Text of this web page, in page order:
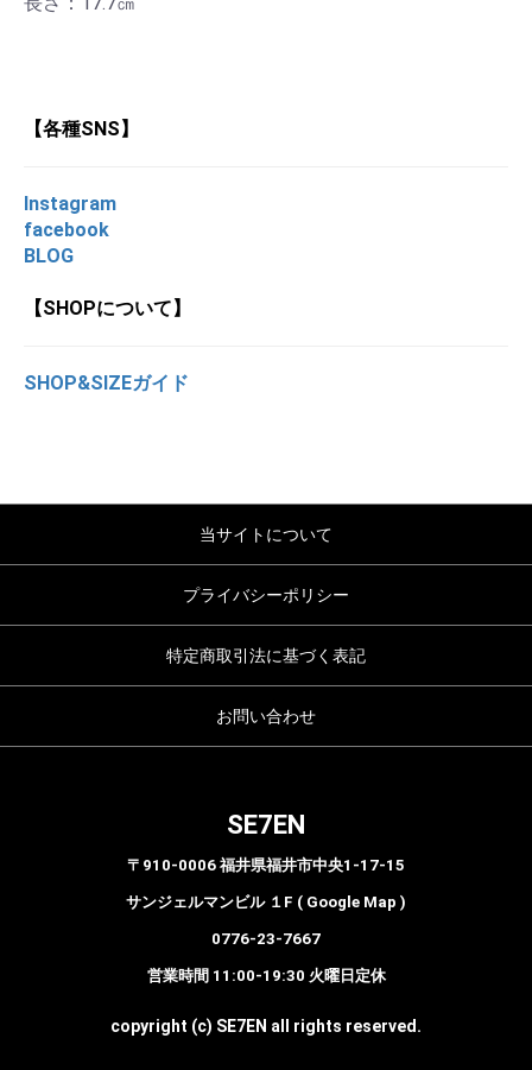
【各種SNS】
Instagram
facebook
BLOG
【SHOPについて】
SHOP&SIZEガイド
当サイトについて
プライバシーポリシー
特定商取引法に基づく表記
お問い合わせ
SE7EN
〒910-0006 福井県福井市中央1-17-15
サンジェルマンビル １F ( Google Map )
0776-23-7667
営業時間 11:00-19:30 火曜日定休
copyright (c) SE7EN all rights reserved.